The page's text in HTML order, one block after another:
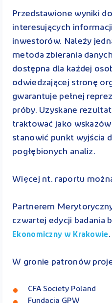
Przedstawione wyniki
interesujących
inwestorów. Należy
metoda zbierania
dostępna dla każdej
odwiedzającej stronę
gwarantuje pełnej
próby. Uzyskane
traktować jako
stanowić punkt wyjścia
pogłębionych analiz.
Więcej nt. raportu
Partnerem
czwartej edycji badania
Ekonomiczny w Krakowie.
W gronie patronów
CFA Society Poland
Fundacja GPW